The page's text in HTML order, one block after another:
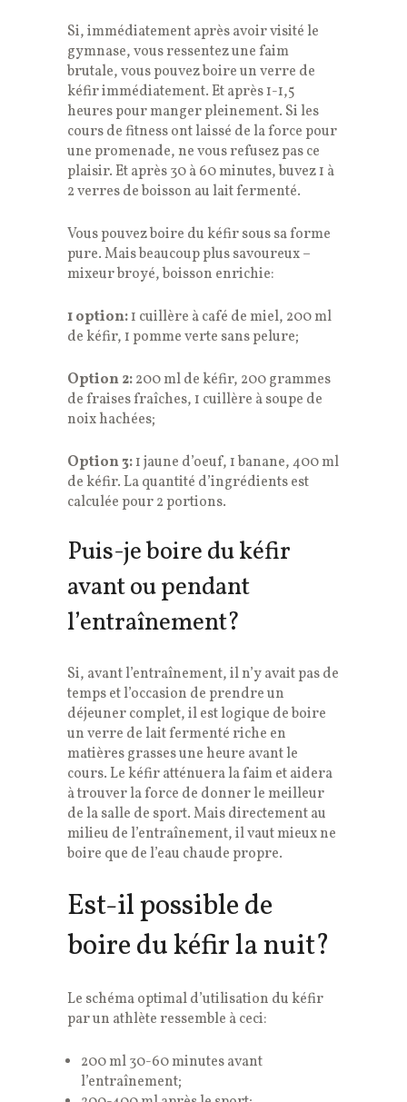
Si, immédiatement après avoir visité le
gymnase, vous ressentez une faim
brutale, vous pouvez boire un verre de
kéfir immédiatement. Et après 1-1,5
heures pour manger pleinement. Si les
cours de fitness ont laissé de la force pour
une promenade, ne vous refusez pas ce
plaisir. Et après 30 à 60 minutes, buvez 1 à
2 verres de boisson au lait fermenté.
Vous pouvez boire du kéfir sous sa forme
pure. Mais beaucoup plus savoureux –
mixeur broyé, boisson enrichie:
1 option:1 cuillère à café de miel, 200 ml
de kéfir, 1 pomme verte sans pelure;
Option 2:200 ml de kéfir, 200 grammes
de fraises fraîches, 1 cuillère à soupe de
noix hachées;
Option 3:1 jaune d’oeuf, 1 banane, 400 ml
de kéfir. La quantité d’ingrédients est
calculée pour 2 portions.
Puis-je boire du kéfir
avant ou pendant
l’entraînement?
Si, avant l’entraînement, il n’y avait pas de
temps et l’occasion de prendre un
déjeuner complet, il est logique de boire
un verre de lait fermenté riche en
matières grasses une heure avant le
cours. Le kéfir atténuera la faim et aidera
à trouver la force de donner le meilleur
de la salle de sport. Mais directement au
milieu de l’entraînement, il vaut mieux ne
boire que de l’eau chaude propre.
Est-il possible de
boire du kéfir la nuit?
Le schéma optimal d’utilisation du kéfir
par un athlète ressemble à ceci:
200 ml 30-60 minutes avant
l’entraînement;